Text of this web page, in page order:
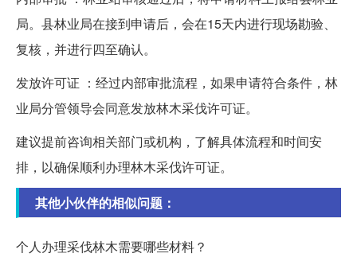
局。县林业局在接到申请后，会在15天内进行现场勘验、
复核，并进行四至确认。
发放许可证 ：经过内部审批流程，如果申请符合条件，林
业局分管领导会同意发放林木采伐许可证。
建议提前咨询相关部门或机构，了解具体流程和时间安
排，以确保顺利办理林木采伐许可证。
其他小伙伴的相似问题：
个人办理采伐林木需要哪些材料？